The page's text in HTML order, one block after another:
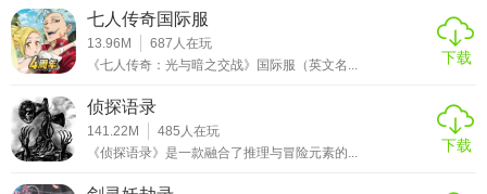
3、无外挂、无加速，所有装备均可爆，版本还能定时更新，
全新PK系统福利停不下来!
4、给力的对战系统，不在线也能够爆神装，炫酷的游戏外
形，喜欢就来一起尝试更多乐趣吧!
【游戏攻略】
七人传奇国际服
13.96M 687 人在玩
《七人传奇：光与暗之交战》国际服（英文名...
下载
侦探语录
141.22M 485 人在玩
《侦探语录》是一款融合了推理与冒险元素的...
下载